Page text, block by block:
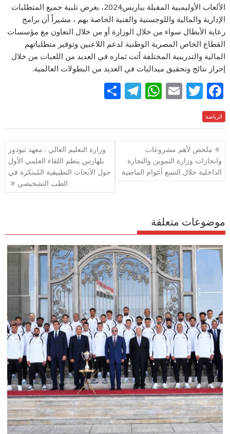
الألعاب الأوليمبية المقبلة بباريس2024، بغرض تلبية جميع المتطلبات
الإدارية والمالية واللوجستية والفنية الخاصة بهم ، مشيراً أن برامج
رعاية الأبطال سواء من خلال الوزارة أو من خلال التعاون مع مؤسسات
القطاع الخاص المصرية الوطنية لدعم اللاعبين وتوفير متطلباتهم
المالية والتدريبية المختلفة أتت ثماره في العديد من اللعبات من خلال
إحراز نتائج وتحقيق ميداليات في العديد من البطولات العالمية.
F
ac
e
b
o
o
T
itt
er
E
ai
l
W
at
s
A
p
T
e
gr
m
ar
e
الرياضة
تصفّح
المقالات
ملخص لأهم مشروعات
وانجازات وزارة التموين والتجارة
الداخلية خلال التسع أعوام الماضية
وزارة التعليم العالي : معهد تيودور
بلهارس ينظم اللقاء العلمي الأول
حول الأبحاث التطبيقية المُبتكرة في
الطب التشخيصي
موضوعات متعلقة